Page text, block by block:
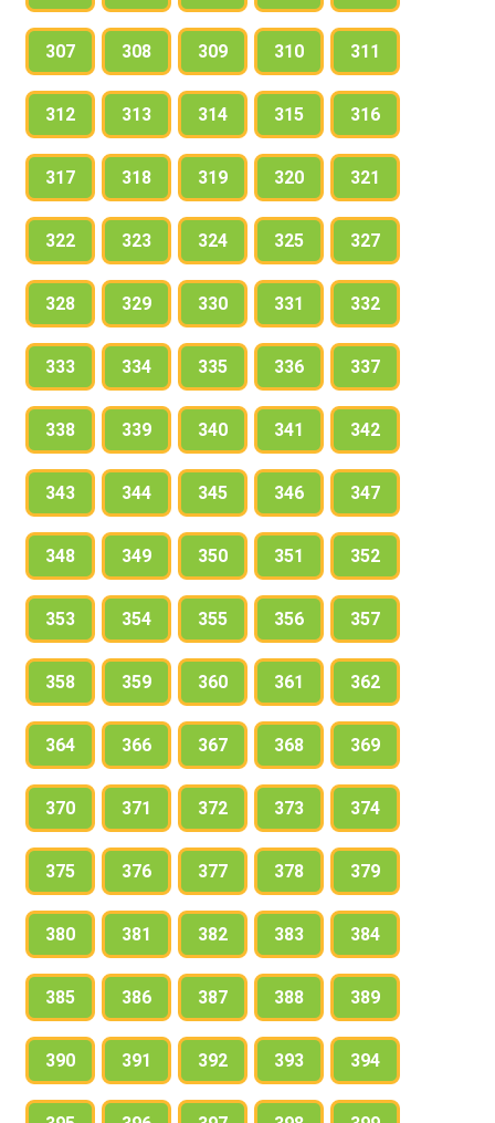
307 308 309 310 311
312 313 314 315 316
317 318 319 320 321
322 323 324 325 327
328 329 330 331 332
333 334 335 336 337
338 339 340 341 342
343 344 345 346 347
348 349 350 351 352
353 354 355 356 357
358 359 360 361 362
364 366 367 368 369
370 371 372 373 374
375 376 377 378 379
380 381 382 383 384
385 386 387 388 389
390 391 392 393 394